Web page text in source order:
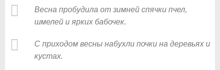
Весна пробудила от зимней спячки пчел,
шмелей и ярких бабочек.
С приходом весны набухли почки на деревьях и
кустах.